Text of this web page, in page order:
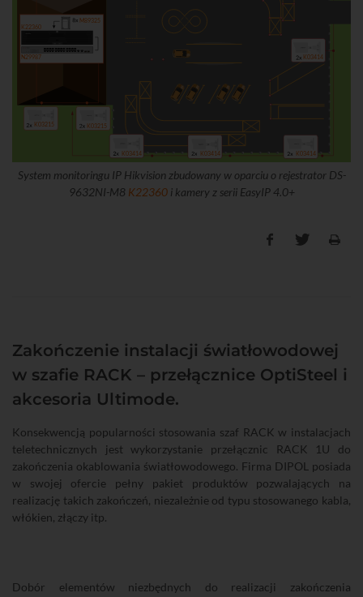
K03414
K03414
K03414
K22360
N29987
M89325
K03215 K03215
K03414
System monitoringu IP Hikvision zbudowany w oparciu o rejestrator DS-
9632NI-M8 K22360i kamery z serii EasyIP 4.0+
Zakończenie instalacji światłowodowej
w szafie RACK – przełącznice OptiSteel i
akcesoria Ultimode.
Konsekwencją popularności stosowania szaf RACK w instalacjach
teletechnicznych jest wykorzystanie przełącznic RACK 1U do
zakończenia okablowania światłowodowego. Firma DIPOL posiada
w swojej ofercie pełny pakiet produktów pozwalających na
realizację takich zakończeń, niezależnie od typu stosowanego kabla,
włókien, złączy itp.
Dobór elementów niezbędnych do realizacji zakończenia